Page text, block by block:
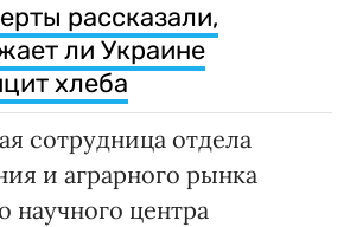
рассказали,
ли Украине
хлеба
сотрудница отдела
и аграрного рынка
научного центра